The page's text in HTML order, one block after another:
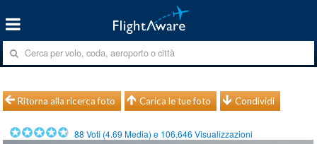
Ritorna alla ricerca foto Carica le tue foto Condividi
88 Voti (4.69 Media) e 106.646 Visualizzazioni